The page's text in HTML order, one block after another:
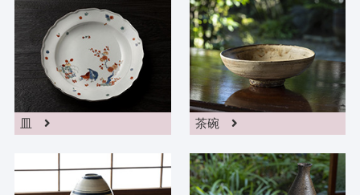
皿 茶碗